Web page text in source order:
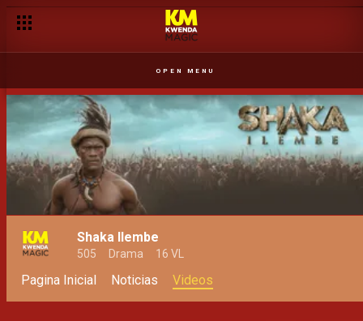
OPEN MENU
Shaka Ilembe
505 Drama 16 VL
Pagina Inicial Noticias Videos